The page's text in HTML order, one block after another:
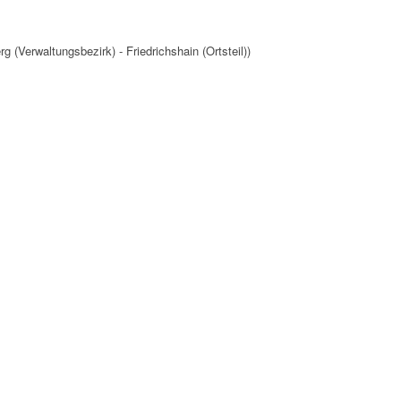
(Verwaltungsbezirk) - Friedrichshain (Ortsteil))